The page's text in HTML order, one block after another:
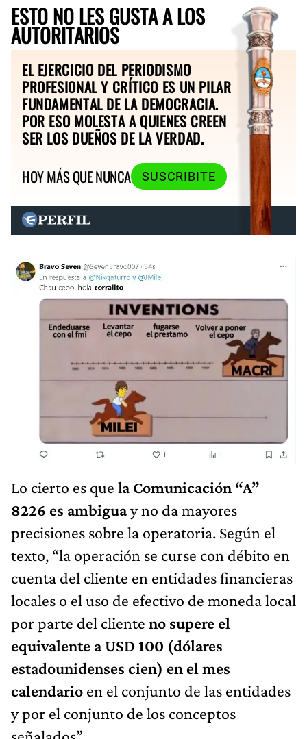
ESTO NO LES GUSTA A LOS
AUTORITARIOS
EL EJERCICIO DEL PERIODISMO
PROFESIONAL Y CRÍTICO ES UN PILAR
FUNDAMENTAL DE LA DEMOCRACIA.
POR ESO MOLESTA A QUIENES CREEN
SER LOS DUEÑOS DE LA VERDAD.
HOY MÁS QUE NUNCA
SUSCRIBITE
Lo cierto es que la Comunicación “A”
8226 es ambiguay no da mayores
precisiones sobre la operatoria. Según el
texto, “la operación se curse con débito en
cuenta del cliente en entidades financieras
locales o el uso de efectivo de moneda local
por parte del cliente no supere el
equivalente a USD 100 (dólares
estadounidenses cien) en el mes
calendario en el conjunto de las entidades
y por el conjunto de los conceptos